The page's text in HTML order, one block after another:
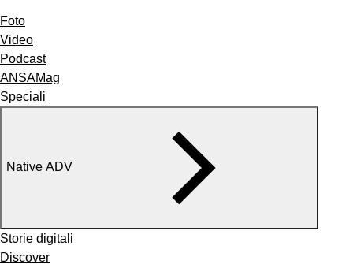
Foto
Video
Podcast
ANSAMag
Speciali
Native ADV
Storie digitali
Discover